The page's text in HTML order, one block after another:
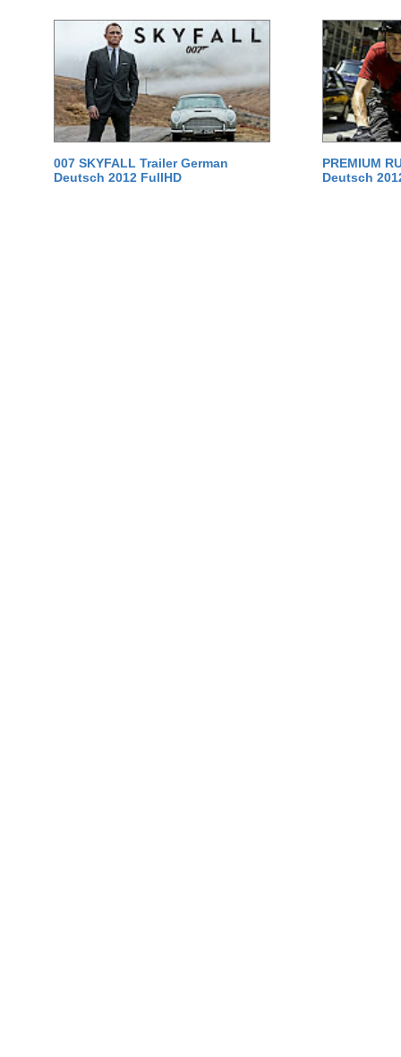
007 SKYFALL Trailer German
Deutsch 2012 FullHD
PREMIUM
Deutsch